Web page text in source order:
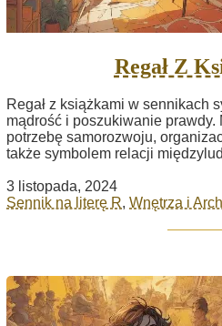
Regał Z
Regał z książkami w sennikach
mądrość i poszukiwanie prawdy.
potrzebę samorozwoju,
także symbolem relacji
3 listopada, 2024
Sennik na literę R, Wnętrza i